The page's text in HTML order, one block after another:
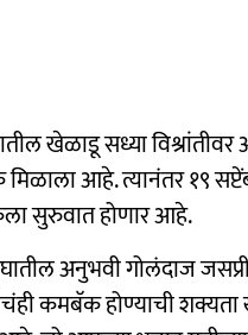
खेळाडू सध्या
आहे. त्यानंतर १९
सुरुवात होणार आहे.
अनुभवी गोलंदाज
कमबॅक होण्याची